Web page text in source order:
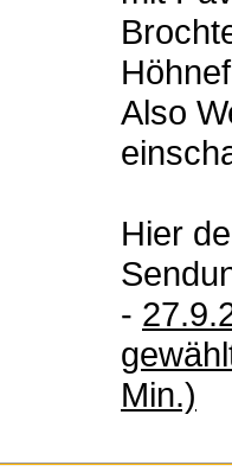
Also
Hier
-
Min.)